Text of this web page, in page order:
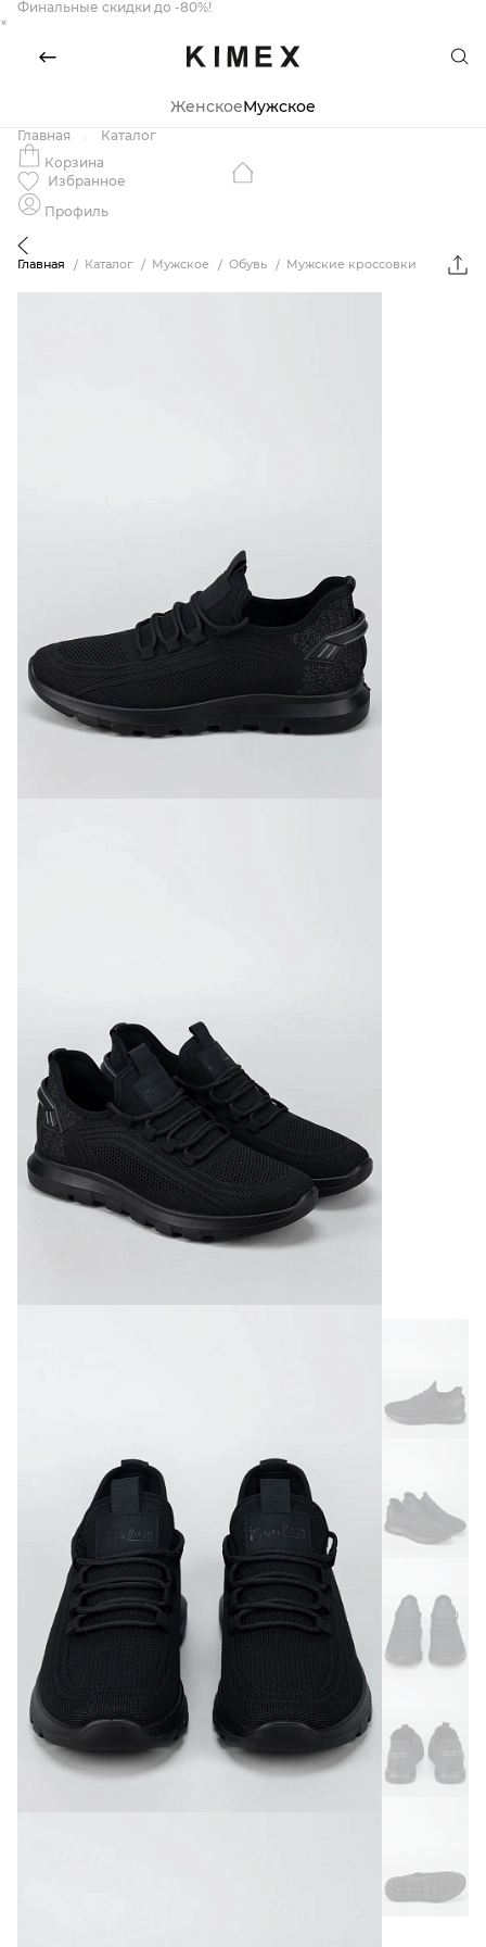
Финальные скидки до -80%!
×
ЖенскоеМужское
Главная
Каталог
Корзина
Избранное
Профиль
Главная Каталог Мужское Обувь Мужские кроссовки